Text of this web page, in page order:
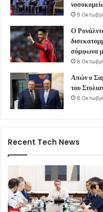
9
Ο
σύμφωνα
8
Απών ο
του
8
Recent Tech News